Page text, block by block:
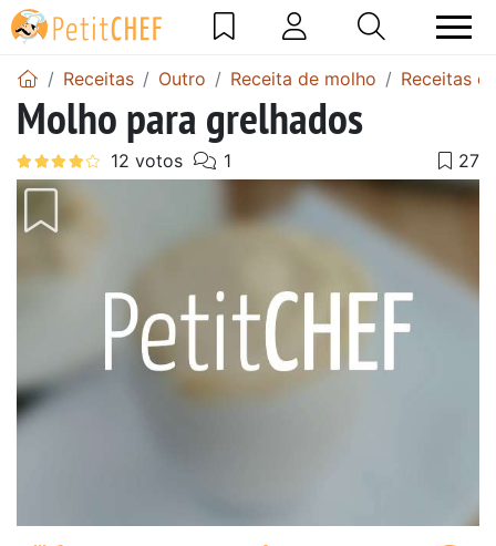
Receitas Outro Receita de molho Receitas
Molho para grelhados